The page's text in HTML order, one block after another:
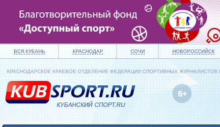
ВСЯ КУБАНЬ КРАСНОДАР СОЧИ НОВОРОССИЙСК
КРАСНОДАРСКОЕ КРАЕВОЕ ОТДЕЛЕНИЕ ФЕДЕРАЦИИ СПОРТИВНЫХ ЖУРНАЛИСТОВ